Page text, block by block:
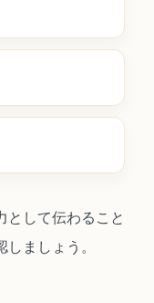
として伝わること
ましょう。